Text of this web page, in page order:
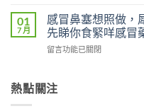
利
士
副
大
嗎？
Super
Power）
果
雙
那
非）
副
作
解
威
大
20mg（Levitra，
伐
非）：
01
7 月
感冒鼻塞想照做，
先睇你食緊咩感冒
在
鼻
塞
留言功能已關閉
熱點關注